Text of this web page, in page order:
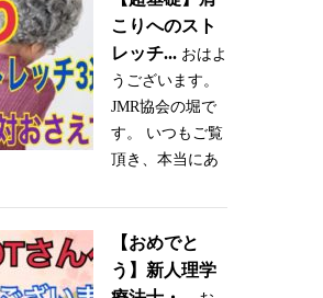
こりへのスト
レッチ... おはよ
うございます。
JMR協会の堀で
す。 いつもご覧
頂き、本当にあ
【おめでと
う】新人理学